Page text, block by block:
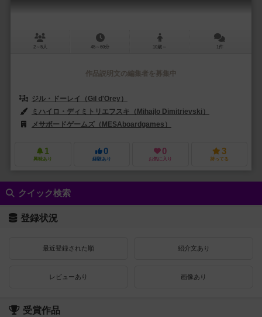
2～5人 45～60分 10歳～ 1件
作品説明文の編集者を募集中
ジル・ドーレイ（Gil d'Orey）
ミハイロ・ディミトリエフスキ（Mihajlo Dimitrievski）
メサボードゲームズ（MESAboardgames）
1
興味あり
0
経験あり
0
お気に入り
3
持ってる
クイック検索
登録状況
最近登録された順 紹介文あり
レビューあり 画像あり
受賞作品